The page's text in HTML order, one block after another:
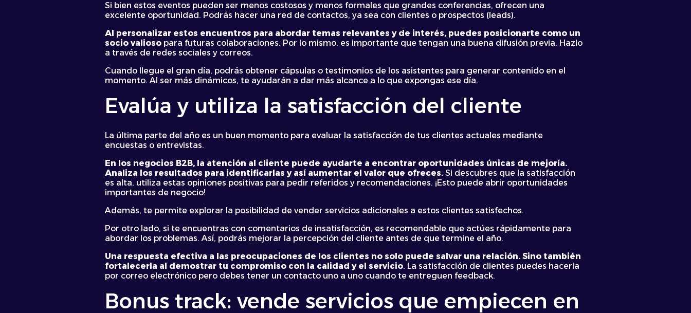
Si bien estos eventos pueden ser menos costosos y menos formales que grandes conferencias, ofrecen una
excelente oportunidad. Podrás hacer una red de contactos, ya sea con clientes o prospectos (leads).
Al personalizar estos encuentros para abordar temas relevantes y de interés, puedes posicionarte como un
socio valioso para futuras colaboraciones. Por lo mismo, es importante que tengan una buena difusión previa. Hazlo
a través de redes sociales y correos.
Cuando llegue el gran día, podrás obtener cápsulas o testimonios de los asistentes para generar contenido en el
momento. Al ser más dinámicos, te ayudarán a dar más alcance a lo que expongas ese día.
Evalúa y utiliza la satisfacción del cliente
La última parte del año es un buen momento para evaluar la satisfacción de tus clientes actuales mediante
encuestas o entrevistas.
En los negocios B2B, la atención al cliente puede ayudarte a encontrar oportunidades únicas de mejoría.
Analiza los resultados para identificarlas y así aumentar el valor que ofreces. Si descubres que la satisfacción
es alta, utiliza estas opiniones positivas para pedir referidos y recomendaciones. ¡Esto puede abrir oportunidades
importantes de negocio!
Además, te permite explorar la posibilidad de vender servicios adicionales a estos clientes satisfechos.
Por otro lado, si te encuentras con comentarios de insatisfacción, es recomendable que actúes rápidamente para
abordar los problemas. Así, podrás mejorar la percepción del cliente antes de que termine el año.
Una respuesta efectiva a las preocupaciones de los clientes no solo puede salvar una relación. Sino también
fortalecerla al demostrar tu compromiso con la calidad y el servicio. La satisfacción de clientes puedes hacerla
por correo electrónico pero debes tener un contacto uno a uno cuando te entreguen feedback.
Bonus track: vende servicios que empiecen en